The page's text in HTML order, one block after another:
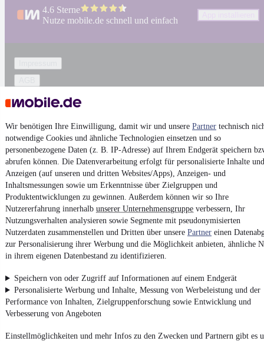
Wir benötigen Ihre Einwilligung, damit wir und unsere Partner technisch
notwendige Cookies und ähnliche Technologien einsetzen und so
personenbezogene Daten (z. B. IP-Adresse) auf Ihrem Endgerät speichern
abrufen können. Die Datenverarbeitung erfolgt für personalisierte Inhalte und
Anzeigen (auf unseren und dritten Websites/Apps), Anzeigen- und
Inhaltsmessungen sowie um Erkenntnisse über Zielgruppen und
Produktentwicklungen zu gewinnen. Außerdem können wir so Ihre
Nutzererfahrung innerhalb unserer Unternehmensgruppe verbessern, Ihr
Nutzungsverhalten analysieren sowie Segmente mit pseudonymisierten
Nutzerdaten zusammenstellen und Dritten über unsere Partner einen
zur Personalisierung ihrer Werbung und die Möglichkeit anbieten, ähnliche
in ihrem eigenen Datenbestand zu identifizieren.
Speichern von oder Zugriff auf Informationen auf einem Endgerät
Personalisierte Werbung und Inhalte, Messung von Werbeleistung und der
Performance von Inhalten, Zielgruppenforschung sowie Entwicklung und
Verbesserung von Angeboten
Einstellmöglichkeiten und mehr Infos zu den Zwecken und Partnern gibt es
4.6 Sterne
Nutze mobile.de schnell und einfach
Vertrag widerrufen
Datenschutzeinstellungen
Erklärung zur Barrierefreiheit
Report Security Vulnerability (English)
Powered by
Noch mehrneue Autosunterschiedlicher Marken, auch als
Leasing-Angebote, gibt es bei mobile.de